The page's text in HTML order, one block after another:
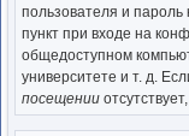
пользователя и
пункт при входе на
общедоступном
университете и т. д.
посещении